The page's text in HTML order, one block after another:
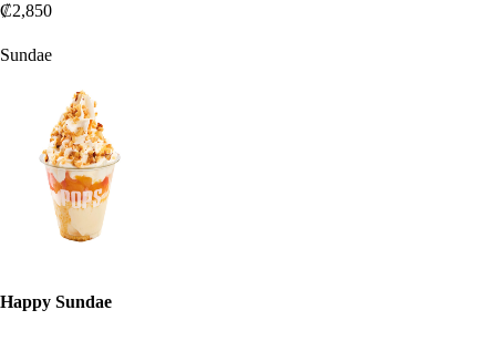
₡2,850
Sundae
Happy Sundae